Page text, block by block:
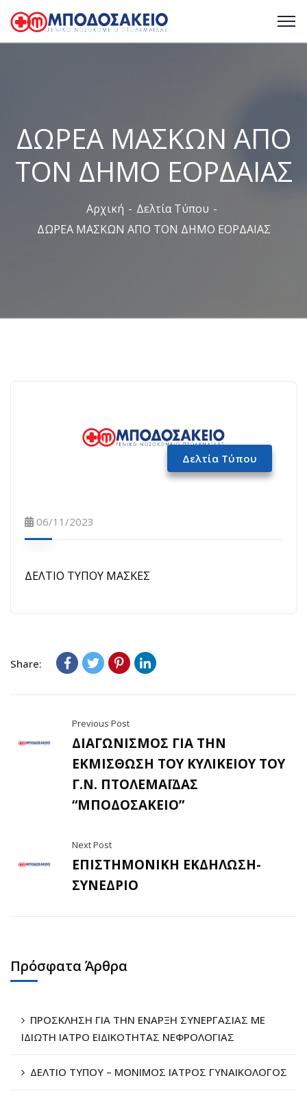
ΔΩΡΕΑ ΜΑΣΚΩΝ ΑΠΟ
ΤΟΝ ΔΗΜΟ ΕΟΡΔΑΙΑΣ
Αρχική
Δελτία Τύπου
ΔΩΡΕΑ ΜΑΣΚΩΝ ΑΠΟ ΤΟΝ ΔΗΜΟ ΕΟΡΔΑΙΑΣ
Δελτία Τύπου
06/11/2023
ΔΕΛΤΙΟ ΤΥΠΟΥ ΜΑΣΚΕΣ
Share:
Previous Post
ΔΙΑΓΩΝΙΣΜΟΣ ΓΙΑ ΤΗΝ
ΕΚΜΙΣΘΩΣΗ ΤΟΥ ΚΥΛΙΚΕΙΟΥ ΤΟΥ
Γ.Ν. ΠΤΟΛΕΜΑΪΔΑΣ
“ΜΠΟΔΟΣΑΚΕΙΟ”
Next Post
ΕΠΙΣΤΗΜΟΝΙΚΗ ΕΚΔΗΛΩΣΗ-
ΣΥΝΕΔΡΙΟ
Πρόσφατα Άρθρα
ΠΡΟΣΚΛΗΣΗ ΓΙΑ ΤΗΝ ΕΝΑΡΞΗ ΣΥΝΕΡΓΑΣΙΑΣ ΜΕ
ΙΔΙΩΤΗ ΙΑΤΡΟ ΕΙΔΙΚΟΤΗΤΑΣ ΝΕΦΡΟΛΟΓΙΑΣ
ΔΕΛΤΙΟ ΤΥΠΟΥ – ΜΟΝΙΜΟΣ ΙΑΤΡΟΣ ΓΥΝΑΙΚΟΛΟΓΟΣ